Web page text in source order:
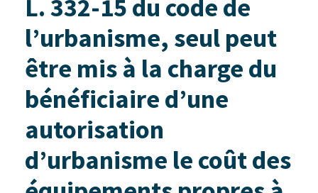
L. 332-15 du code de
l’urbanisme, seul peut
être mis à la charge du
bénéficiaire d’une
autorisation
d’urbanisme le coût des